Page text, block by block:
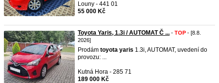
Louny - 441 01
55 000 Kč
Toyota Yaris, 1.3i / AUTOMAT Č ... - TOP - [8.8.
2026]
Prodám toyota yaris 1.3i, AUTOMAT, uvedení do
provozu: ...
Kutná Hora - 285 71
189 000 Kč